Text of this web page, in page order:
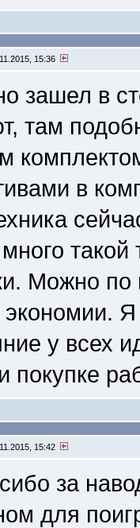
15:36
зашел в
там
в
Можно по
Я
у всех
покупке
15:42
за
для